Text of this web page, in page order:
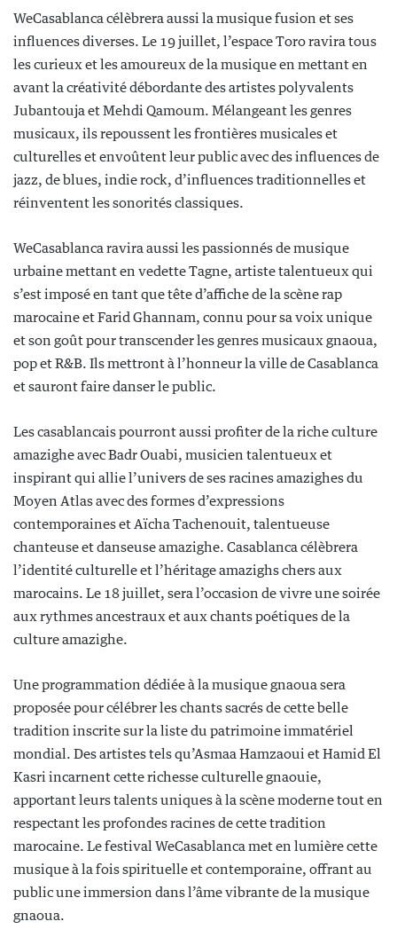
WeCasablanca célèbrera aussi la musique fusion et ses
influences diverses. Le 19 juillet, l’espace Toro ravira tous
les curieux et les amoureux de la musique en mettant en
avant la créativité débordante des artistes polyvalents
Jubantouja et Mehdi Qamoum. Mélangeant les genres
musicaux, ils repoussent les frontières musicales et
culturelles et envoûtent leur public avec des influences de
jazz, de blues, indie rock, d’influences traditionnelles et
réinventent les sonorités classiques.
WeCasablanca ravira aussi les passionnés de musique
urbaine mettant en vedette Tagne, artiste talentueux qui
s’est imposé en tant que tête d’affiche de la scène rap
marocaine et Farid Ghannam, connu pour sa voix unique
et son goût pour transcender les genres musicaux gnaoua,
pop et R&B. Ils mettront à l’honneur la ville de Casablanca
et sauront faire danser le public.
Les casablancais pourront aussi profiter de la riche culture
amazighe avec Badr Ouabi, musicien talentueux et
inspirant qui allie l’univers de ses racines amazighes du
Moyen Atlas avec des formes d’expressions
contemporaines et Aïcha Tachenouit, talentueuse
chanteuse et danseuse amazighe. Casablanca célèbrera
l’identité culturelle et l’héritage amazighs chers aux
marocains. Le 18 juillet, sera l’occasion de vivre une soirée
aux rythmes ancestraux et aux chants poétiques de la
culture amazighe.
Une programmation dédiée à la musique gnaoua sera
proposée pour célébrer les chants sacrés de cette belle
tradition inscrite sur la liste du patrimoine immatériel
mondial. Des artistes tels qu’Asmaa Hamzaoui et Hamid El
Kasri incarnent cette richesse culturelle gnaouie,
apportant leurs talents uniques à la scène moderne tout en
respectant les profondes racines de cette tradition
marocaine. Le festival WeCasablanca met en lumière cette
musique à la fois spirituelle et contemporaine, offrant au
public une immersion dans l’âme vibrante de la musique
gnaoua.